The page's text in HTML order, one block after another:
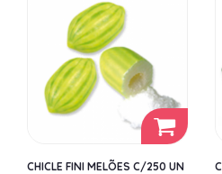
CHICLE FINI MELÕES C/250 UN